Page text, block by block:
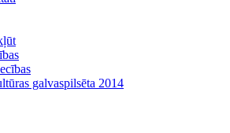
galvaspilsēta 2014